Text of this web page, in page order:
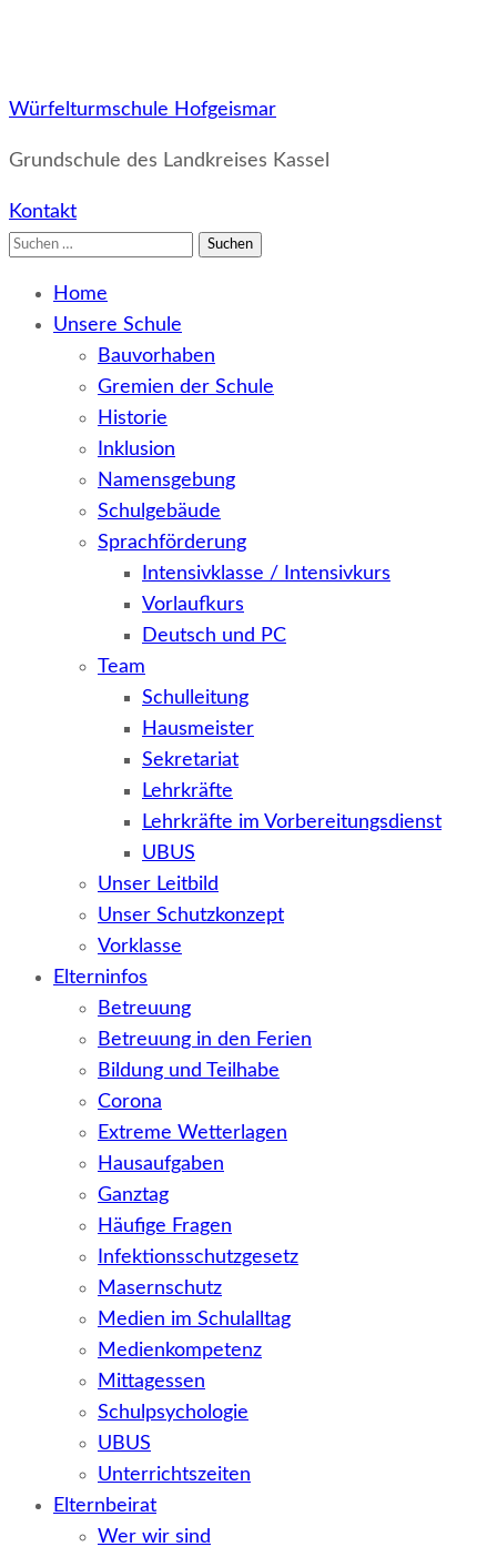
Würfelturmschule Hofgeismar
Grundschule des Landkreises Kassel
Kontakt
Suchen
Home
Unsere Schule
Bauvorhaben
Gremien der Schule
Historie
Inklusion
Namensgebung
Schulgebäude
Sprachförderung
Intensivklasse / Intensivkurs
Vorlaufkurs
Deutsch und PC
Team
Schulleitung
Hausmeister
Sekretariat
Lehrkräfte
Lehrkräfte im Vorbereitungsdienst
UBUS
Unser Leitbild
Unser Schutzkonzept
Vorklasse
Elterninfos
Betreuung
Betreuung in den Ferien
Bildung und Teilhabe
Corona
Extreme Wetterlagen
Hausaufgaben
Ganztag
Häufige Fragen
Infektionsschutzgesetz
Masernschutz
Medien im Schulalltag
Medienkompetenz
Mittagessen
Schulpsychologie
UBUS
Unterrichtszeiten
Elternbeirat
Wer wir sind